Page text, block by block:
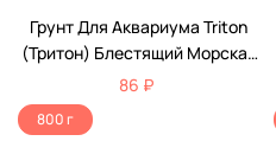
Грунт Для Аквариума Triton
(Тритон) Блестящий Морская
Волна 800г
86 ₽
800 г